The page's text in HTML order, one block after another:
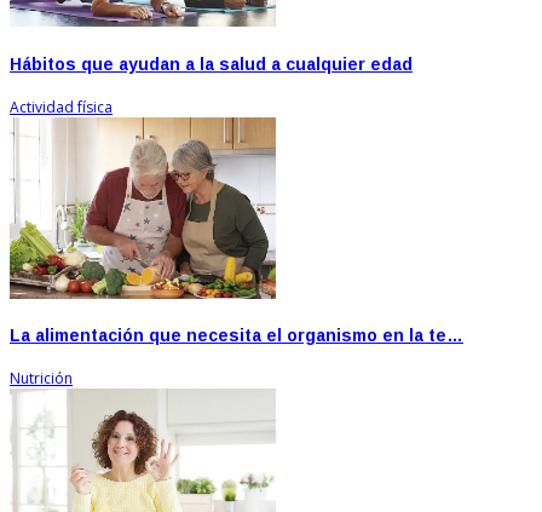
Hábitos que ayudan a la salud a cualquier edad
Actividad física
La alimentación que necesita el organismo en la te…
Nutrición